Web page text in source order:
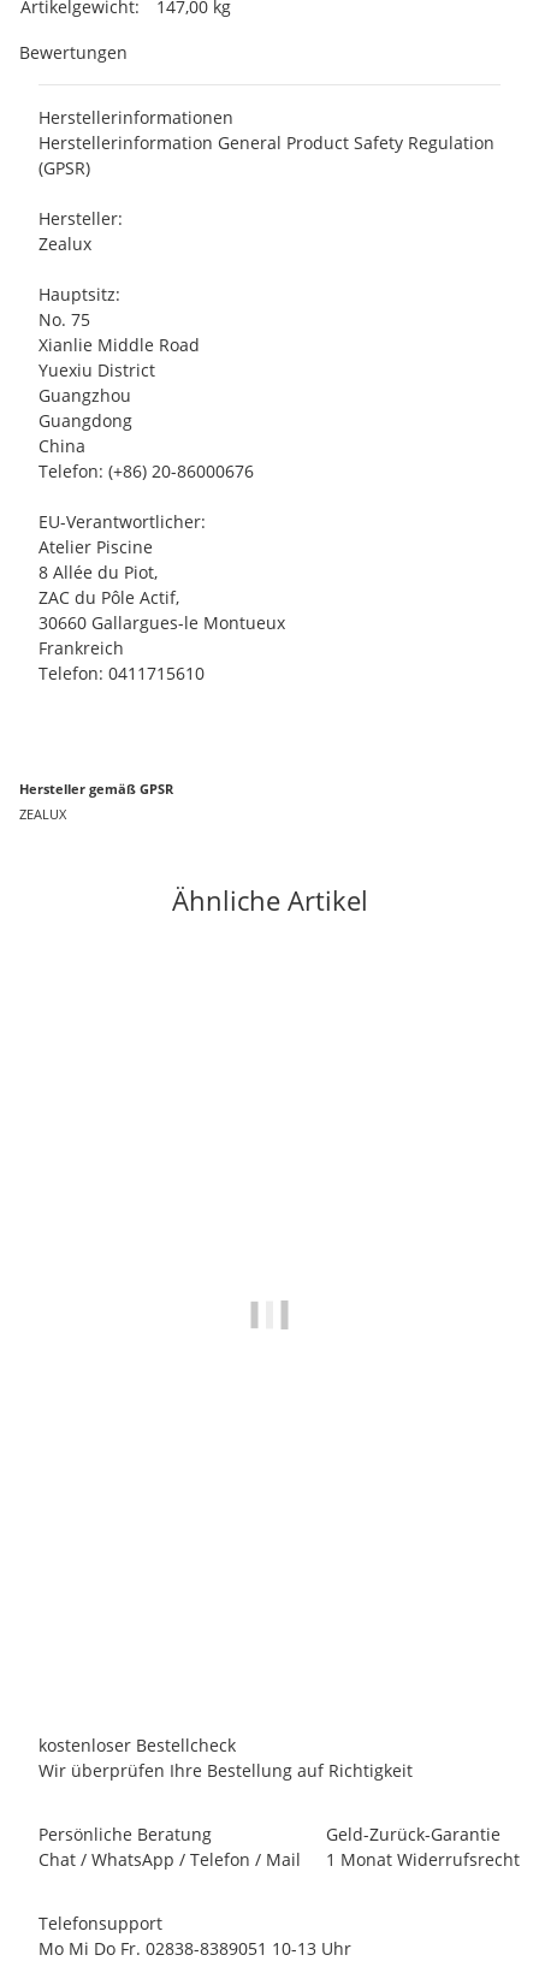
Artikelgewicht: 147,00 kg
Bewertungen
Herstellerinformationen
Herstellerinformation General Product Safety Regulation
(GPSR)
Hersteller:
Zealux
Hauptsitz:
No. 75
Xianlie Middle Road
Yuexiu District
Guangzhou
Guangdong
China
Telefon: (+86) 20-86000676
EU-Verantwortlicher:
Atelier Piscine
8 Allée du Piot,
ZAC du Pôle Actif,
30660 Gallargues-le Montueux
Frankreich
Telefon: 0411715610
Hersteller gemäß GPSR
ZEALUX
Ähnliche Artikel
kostenloser Bestellcheck
Wir überprüfen Ihre Bestellung auf Richtigkeit
Persönliche Beratung
Chat / WhatsApp / Telefon / Mail
Geld-Zurück-Garantie
1 Monat Widerrufsrecht
Telefonsupport
Mo Mi Do Fr. 02838-8389051 10-13 Uhr